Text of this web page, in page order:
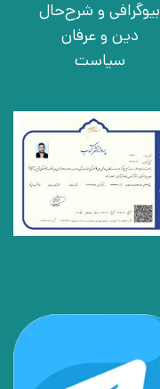
بیوگرافی و شرح‌حال
دین و عرفان
سیاست